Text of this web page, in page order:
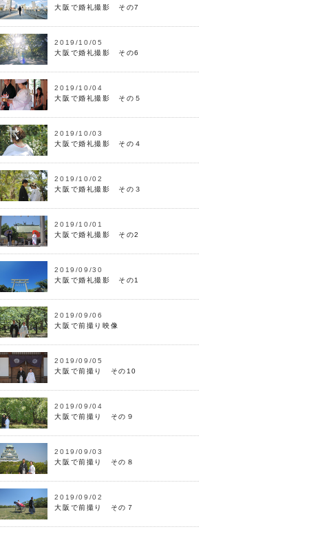
大阪で婚礼撮影 その7
2019/10/05
大阪で婚礼撮影 その6
2019/10/04
大阪で婚礼撮影 その５
2019/10/03
大阪で婚礼撮影 その４
2019/10/02
大阪で婚礼撮影 その３
2019/10/01
大阪で婚礼撮影 その2
2019/09/30
大阪で婚礼撮影 その1
2019/09/06
大阪で前撮り映像
2019/09/05
大阪で前撮り その10
2019/09/04
大阪で前撮り その９
2019/09/03
大阪で前撮り その８
2019/09/02
大阪で前撮り その７